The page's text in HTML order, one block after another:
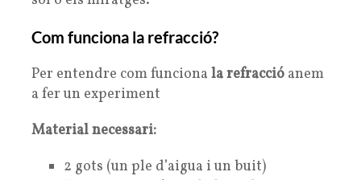
Com funciona la refracció?
Per entendre com funciona la refracció anem
a fer un experiment
Material necessari:
2 gots (un ple d’aigua i un buit)